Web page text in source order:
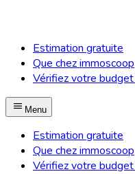
Estimation gratuite
Que chez immoscoop
Vérifiez votre
Menu
Estimation gratuite
Que chez immoscoop
Vérifiez votre